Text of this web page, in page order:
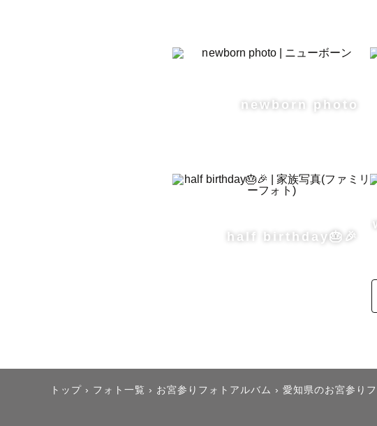
「子供がちゃんと泣
newborn photo
half birthday🎂🎉
トップ › フォト一覧 › お宮参りフォトアルバム › 愛知県のお宮参り